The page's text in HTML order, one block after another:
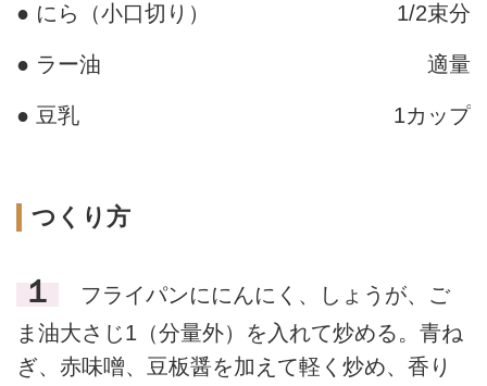
● にら（小口切り） 1/2束分
● ラー油 適量
● 豆乳 1カップ
つくり方
１
フライパンににんにく、しょうが、ご
ま油大さじ1（分量外）を入れて炒める。青ね
ぎ、赤味噌、豆板醤を加えて軽く炒め、香り